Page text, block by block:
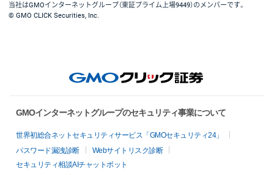
当社はGMOインターネットグループ（東証プライム上場9449）のメンバーです。
© GMO CLICK Securities, Inc.
GMOインターネットグループのセキュリティ事業について
世界初総合ネットセキュリティサービス「GMOセキュリティ24」
パスワード漏洩診断
Webサイトリスク診断
セキュリティ相談AIチャットボット